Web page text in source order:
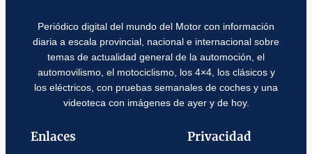
Periódico digital del mundo del Motor con información
diaria a escala provincial, nacional e internacional sobre
temas de actualidad general de la automoción, el
automovilismo, el motociclismo, los 4×4, los clásicos y
los eléctricos, con pruebas semanales de coches y una
videoteca con imágenes de ayer y de hoy.
Enlaces Privacidad